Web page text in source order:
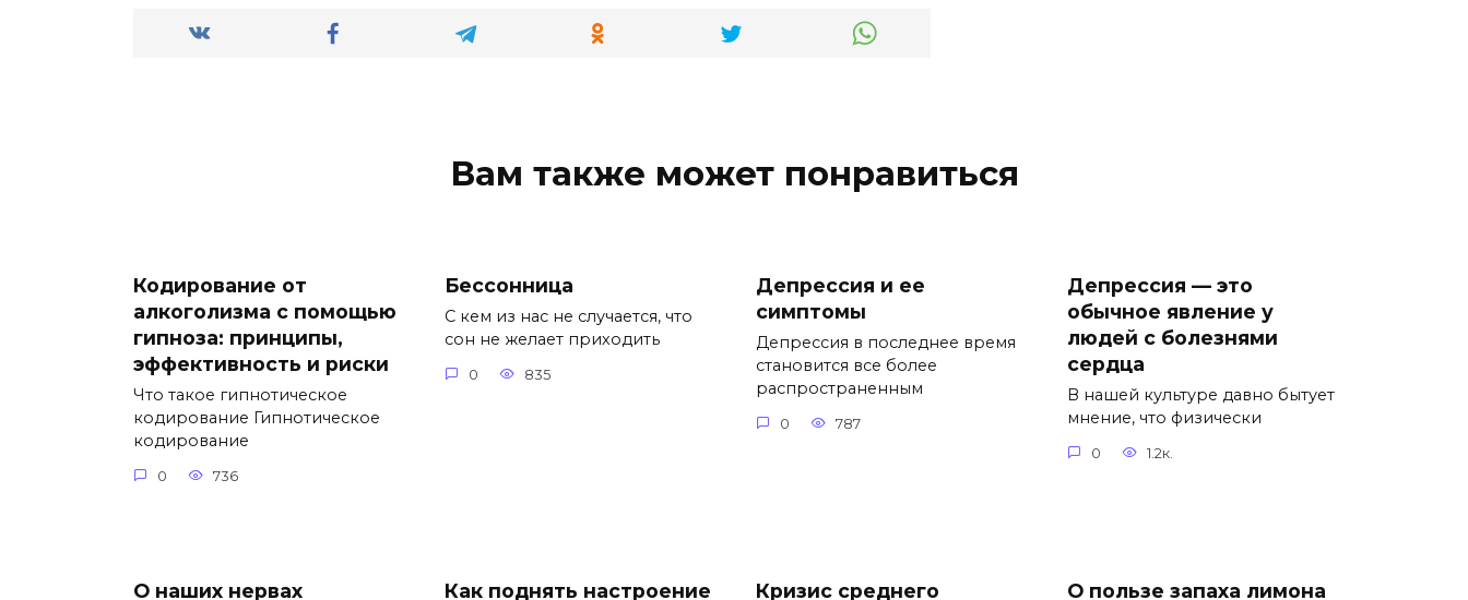
Вам также может понравиться
Кодирование от
алкоголизма с помощью
гипноза: принципы,
эффективность и риски
Что такое гипнотическое
кодирование Гипнотическое
кодирование
0 736
Бессонница
С кем из нас не случается, что
сон не желает приходить
0 835
Депрессия и ее
симптомы
Депрессия в последнее время
становится все более
распространенным
0 787
Депрессия — это
обычное явление у
людей с болезнями
сердца
В нашей культуре давно бытует
мнение, что физически
0 1.2к.
О наших нервах Как поднять настроение Кризис среднего О пользе запаха лимона